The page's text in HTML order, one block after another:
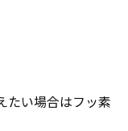
たい場合はフッ素